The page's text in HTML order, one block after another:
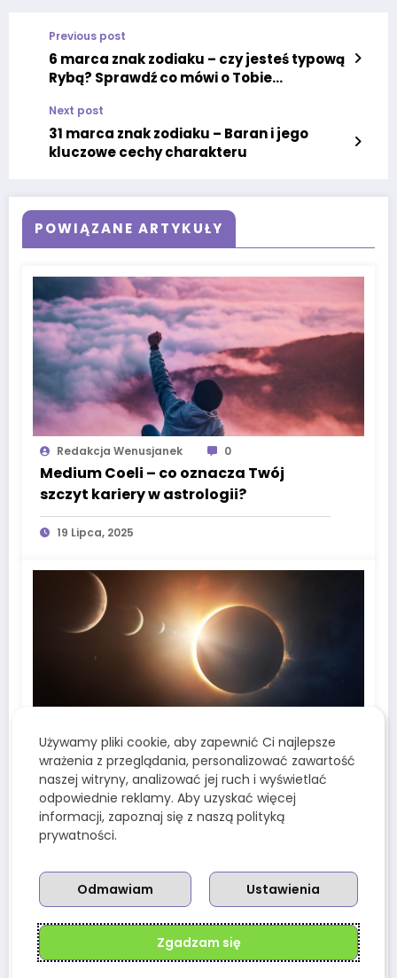
Previous post
6 marca znak zodiaku – czy jesteś typową
Rybą? Sprawdź co mówi o Tobie
Next post
31 marca znak zodiaku – Baran i jego
kluczowe cechy charakteru
POWIĄZANE ARTYKUŁY
Redakcja Wenusjanek 0
Medium Coeli – co oznacza Twój
szczyt kariery w astrologii?
19 Lipca, 2025
Redakcja Wenusjanek 0
Jowisz i Wenus w koniunkcji – co
oznacza ich bliskie spotkanie na
niebie?
9 Marca, 2025
Używamy pliki cookie, aby zapewnić Ci najlepsze
wrażenia z przeglądania, personalizować zawartość
naszej witryny, analizować jej ruch i wyświetlać
odpowiednie reklamy. Aby uzyskać więcej
informacji, zapoznaj się z naszą polityką
prywatności.
Zgadzam się
Ustawienia
Odmawiam